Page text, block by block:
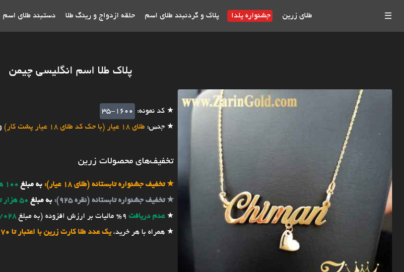
☰ طلای زرین جشنواره یلدا پلاک و گردنبند طلای اسم حلقه ازدواج و رینگ طلا دستبند طلای اسم
پلاک طلا اسم انگلیسی چیمن
★ کد نمونه:
35-1600
★ جنس: طلای 18 عیار (با حک کد طلای 18 عیار پشت کار)
تخفیف‌های محصولات زرین
★تخفیف جشنواره تابستانه (طلای 18 عیار): به مبلغ 100 هزار تومان
★تخفیف جشنواره تابستانه (نقره 925): به مبلغ 50 هزار تومان
★عدم دریافت 9% مالیات بر ارزش افزوده (به مبلغ 3/028 هزار
★ همراه با هر خرید،یک عدد طلا کارت زرین با اعتبار تا 70 هزار تومان